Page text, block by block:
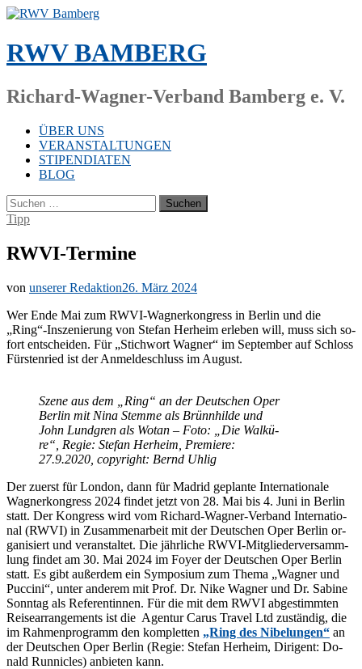
Zum
springen
RWV BAMBERG
Richard-Wagner-Verband Bamberg e. V.
ÜBER UNS
VERANSTALTUNGEN
STIPENDIATEN
BLOG
Suchen
nach:
Tipp
RWVI-Termine
von unserer Redaktion26. März 2024
Wer Ende Mai zum RWVI-Wag­ner­kon­gress in Ber­lin und die
„Ring“-Inszenierung von Ste­fan Her­heim er­le­ben will, muss sich so­
fort ent­schei­den. Für „Stich­wort Wag­ner“ im Sep­tem­ber auf Schloss
Fürs­ten­ried ist der An­mel­de­schluss im August.
Sze­ne aus dem „Ring“ an der Deut­schen Oper
Ber­lin mit Nina Stem­me als Brünn­hil­de und
John Lund­gren als Wo­tan – Foto: „Die Wal­kü­
re“, Re­gie: Ste­fan Her­heim, Pre­mie­re:
27.9.2020, co­py­right: Bernd Uhlig
Der zu­erst für Lon­don, dann für Ma­drid ge­plan­te In­ter­na­tio­na­le
Wag­ner­kon­gress 2024 fin­det jetzt von 28. Mai bis 4. Juni in Ber­lin
statt. Der Kon­gress wird vom Ri­chard-Wag­ner-Ver­band In­ter­na­tio­
nal (RWVI) in Zu­sam­men­ar­beit mit der Deut­schen Oper Ber­lin or­
ga­ni­siert und ver­an­stal­tet. Die jähr­li­che RWVI-Mit­glie­der­ver­samm­
lung fin­det am 30. Mai 2024 im Foy­er der Deut­schen Oper Ber­lin
statt. Es gibt au­ßer­dem ein Sym­po­si­um zum The­ma „Wag­ner und
Puc­ci­ni“, un­ter an­de­rem mit Prof. Dr. Nike Wag­ner und Dr. Sa­bi­ne
Sonn­tag als Re­fe­ren­tin­nen. Für die mit dem RWVI ab­ge­stimm­ten
Rei­se­ar­ran­ge­ments ist die Agen­tur Ca­rus Tra­vel Ltd zu­stän­dig, die
im Rah­men­pro­gramm den kom­plet­ten „Ring des Ni­be­lun­gen“ an
der Deut­schen Oper Ber­lin (Re­gie: Ste­fan Her­heim, Di­ri­gent: Do­
nald Run­nic­les) an­bie­ten kann.